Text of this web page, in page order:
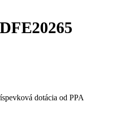
dotácia od PPA